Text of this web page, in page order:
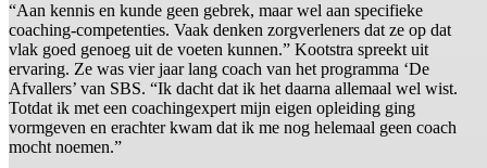
“Aan kennis en kunde geen gebrek, maar wel aan specifieke
coaching-competenties. Vaak denken zorgverleners dat ze op dat
vlak goed genoeg uit de voeten kunnen.” Kootstra spreekt uit
ervaring. Ze was vier jaar lang coach van het programma ‘De
Afvallers’ van SBS. “Ik dacht dat ik het daarna allemaal wel wist.
Totdat ik met een coachingexpert mijn eigen opleiding ging
vormgeven en erachter kwam dat ik me nog helemaal geen coach
mocht noemen.”